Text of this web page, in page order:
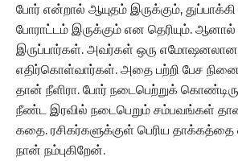
போர் என்றால் ஆயுதம் இருக்கும், துப்பாக்கி
போராட்டம் இருக்கும் என தெரியும்.
இருப்பார்கள். அவர்கள் ஒரு
எதிர்கொள்வார்கள். அதை பற்றி பேச
தான் நீளிரா. போர் நடைபெற்றுக்
நீண்ட இரவில் நடைபெறும் சம்பவங்கள்
கதை. ரசிகர்களுக்குள் பெரிய தாக்கத்தை
நான் நம்புகிறேன்.